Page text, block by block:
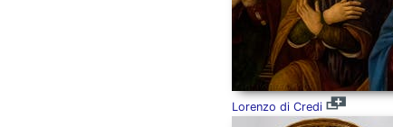
Lorenzo di Credi